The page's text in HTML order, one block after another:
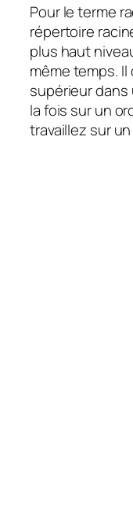
Pour le terme
répertoire
plus haut
même temps.
supérieur
la fois sur un
travaillez sur